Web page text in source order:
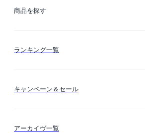
ご利用ガイド
商品を探す
カテゴリー検索
ランキング一覧
キャンペーン＆セール
アーカイヴ一覧